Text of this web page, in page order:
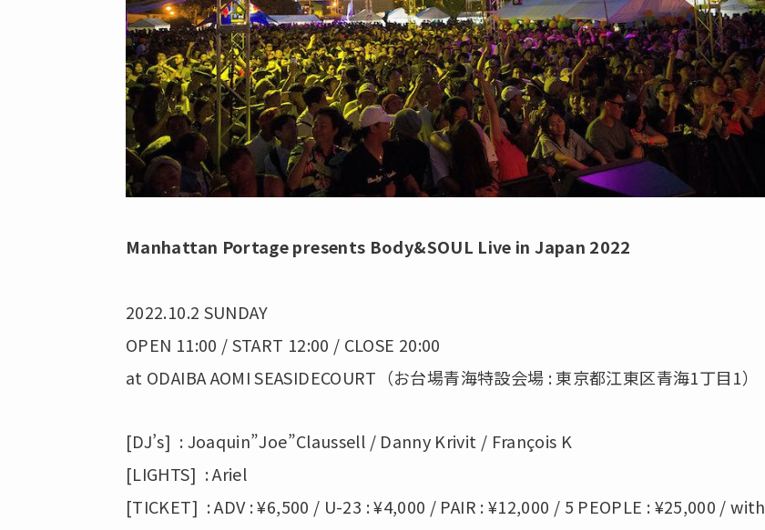
Manhattan Portage presents Body&SOUL Live in Japan 2022
2022.10.2 SUNDAY
OPEN 11:00 / START 12:00 / CLOSE 20:00
at ODAIBA AOMI SEASIDECOURT（お台場青海特設会場 : 東京都江東区青海1丁目1）
[DJ’s] : Joaquin”Joe”Claussell / Danny Krivit / François K
[LIGHTS] : Ariel
[TICKET] : ADV : ¥6,500 / U-23 : ¥4,000 / PAIR : ¥12,000 / 5 PEOPLE : ¥25,000 / with